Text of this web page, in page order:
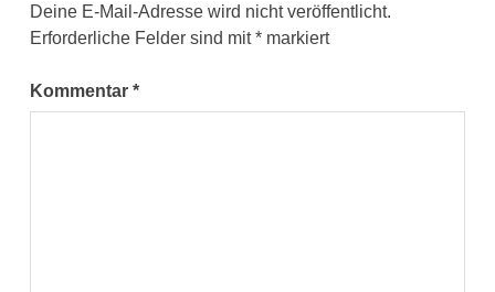
Deine E-Mail-Adresse wird nicht veröffentlicht.
Erforderliche Felder sind mit* markiert
Kommentar*